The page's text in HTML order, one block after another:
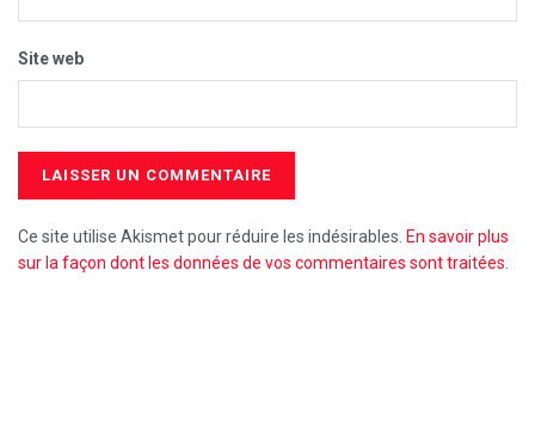
Site web
Ce site utilise Akismet pour réduire les indésirables. En savoir plus
sur la façon dont les données de vos commentaires sont traitées.